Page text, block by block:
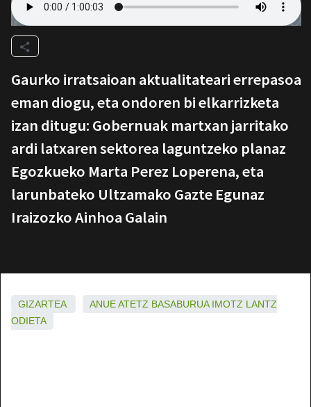
Gaurko irratsaioan aktualitateari errepasoa
eman diogu, eta ondoren bi elkarrizketa
izan ditugu: Gobernuak martxan jarritako
ardi latxaren sektorea laguntzeko planaz
Egozkueko Marta Perez Loperena, eta
larunbateko Ultzamako Gazte Egunaz
Iraizozko Ainhoa Galain
GIZARTEA ANUEATETZ BASABURUA IMOTZ LANTZ
ODIETA